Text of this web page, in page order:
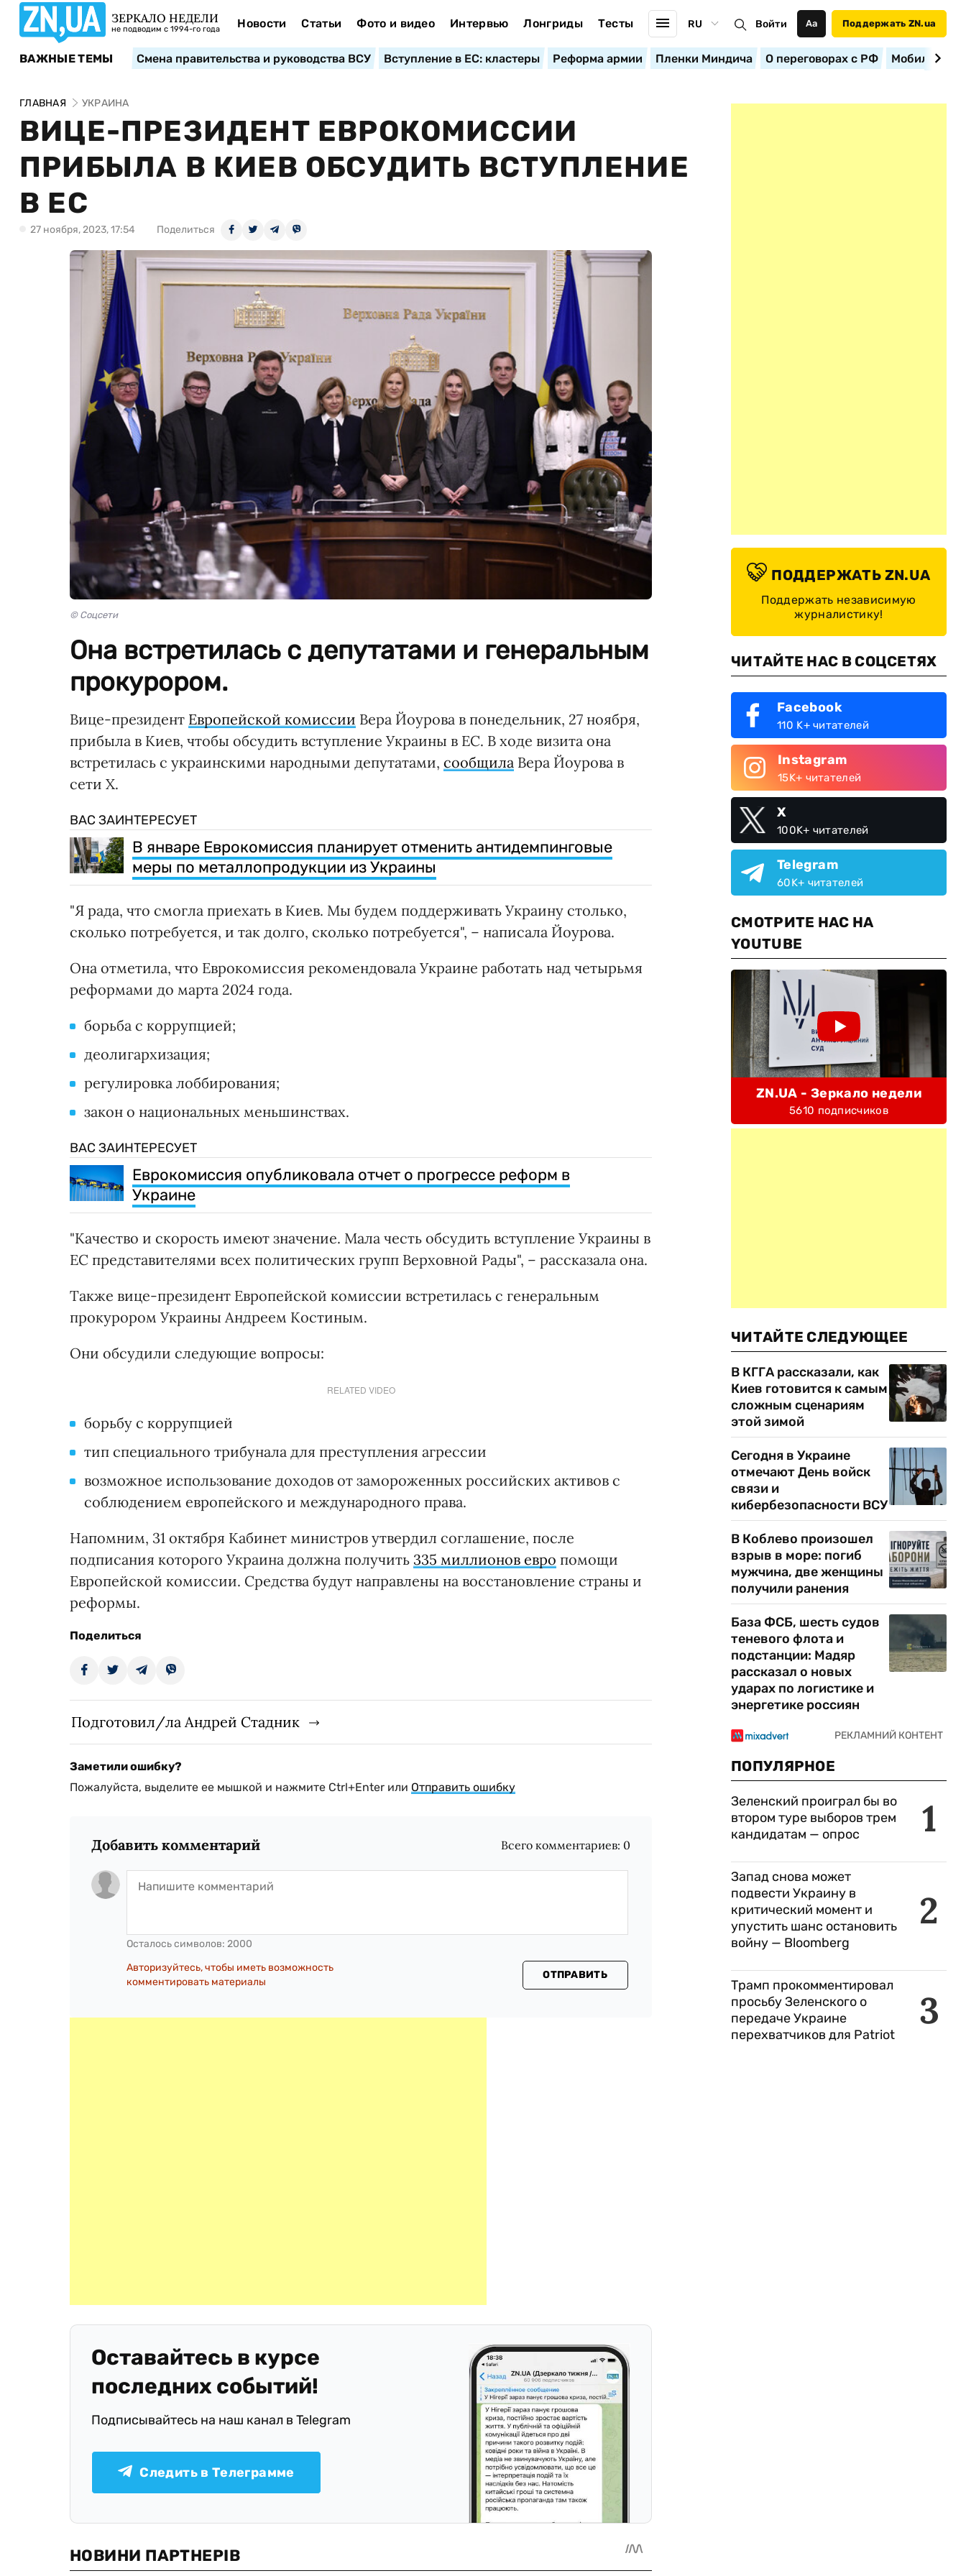
ЗЕРКАЛО НЕДЕЛИ
не подводим с 1994-го года Новости Статьи Фото и видео Интервью Лонгриды Тесты RU Войти Аа Поддержать ZN.ua
ВАЖНЫЕ ТЕМЫ Смена правительства и руководства ВСУ Вступление в ЕС: кластеры Реформа армии Пленки Миндича О переговорах с РФ
ГЛАВНАЯ УКРАИНА
ВИЦЕ-ПРЕЗИДЕНТ ЕВРОКОМИССИИ
ПРИБЫЛА В КИЕВ ОБСУДИТЬ ВСТУПЛЕНИЕ
В ЕС
27 ноября, 2023, 17:54 Поделиться
© Соцсети
Она встретилась с депутатами и генеральным
прокурором.
Вице-президент Европейской комиссии Вера Йоурова в понедельник, 27 ноября,
прибыла в Киев, чтобы обсудить вступление Украины в ЕС. В ходе визита она
встретилась с украинскими народными депутатами, сообщила Вера Йоурова в
сети X.
ВАС ЗАИНТЕРЕСУЕТ
В январе Еврокомиссия планирует отменить антидемпинговые
меры по металлопродукции из Украины
"Я рада, что смогла приехать в Киев. Мы будем поддерживать Украину столько,
сколько потребуется, и так долго, сколько потребуется", – написала Йоурова.
Она отметила, что Еврокомиссия рекомендовала Украине работать над четырьмя
реформами до марта 2024 года.
борьба с коррупцией;
деолигархизация;
регулировка лоббирования;
закон о национальных меньшинствах.
ВАС ЗАИНТЕРЕСУЕТ
Еврокомиссия опубликовала отчет о прогрессе реформ в
Украине
"Качество и скорость имеют значение. Мала честь обсудить вступление Украины в
ЕС представителями всех политических групп Верховной Рады", – рассказала она.
Также вице-президент Европейской комиссии встретилась с генеральным
прокурором Украины Андреем Костиным.
Они обсудили следующие вопросы:
RELATED VIDEO
борьбу с коррупцией
тип специального трибунала для преступления агрессии
возможное использование доходов от замороженных российских активов с
соблюдением европейского и международного права.
Напомним, 31 октября Кабинет министров утвердил соглашение, после
подписания которого Украина должна получить 335 миллионов евро помощи
Европейской комиссии. Средства будут направлены на восстановление страны и
реформы.
Поделиться
Подготовил/ла Андрей Стадник
Заметили ошибку?
Пожалуйста, выделите ее мышкой и нажмите Ctrl+Enter или Отправить ошибку
Добавить комментарий Всего комментариев: 0
Осталось символов: 2000
Авторизуйтесь, чтобы иметь возможность
комментировать материалы
ОТПРАВИТЬ
Оставайтесь в курсе
последних событий!
Подписывайтесь на наш канал в Telegram
Следить в Телеграмме
ПОДДЕРЖАТЬ ZN.UA
Поддержать независимую
журналистику!
ЧИТАЙТЕ НАС В СОЦСЕТЯХ
Facebook
110 K+ читателей
Instagram
15K+ читателей
X
100K+ читателей
Telegram
60K+ читателей
СМОТРИТЕ НАС НА
YOUTUBE
ZN.UA - Зеркало недели
5610 подписчиков
ЧИТАЙТЕ СЛЕДУЮЩЕЕ
В КГГА рассказали, как
Киев готовится к самым
сложным сценариям
этой зимой
Сегодня в Украине
отмечают День войск
связи и
кибербезопасности ВСУ
В Коблево произошел
взрыв в море: погиб
мужчина, две женщины
получили ранения
База ФСБ, шесть судов
теневого флота и
подстанции: Мадяр
рассказал о новых
ударах по логистике и
энергетике россиян
ПОПУЛЯРНОЕ
1
Зеленский проиграл бы во
втором туре выборов трем
кандидатам — опрос
2
Запад снова может
подвести Украину в
критический момент и
упустить шанс остановить
войну — Bloomberg
3
Трамп прокомментировал
просьбу Зеленского о
передаче Украине
перехватчиков для Patriot